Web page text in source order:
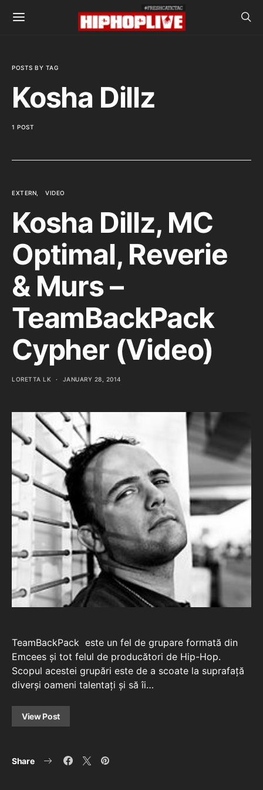
POSTS BY TAG
Kosha Dillz
1 POST
EXTERN VIDEO
Kosha Dillz, MC
Optimal, Reverie
& Murs –
TeamBackPack
Cypher (Video)
LORETTA LK JANUARY 28, 2014
TeamBackPack este un fel de grupare formată din
Emcees și tot felul de producători de Hip-Hop.
Scopul acestei grupări este de a scoate la suprafață
diverși oameni talentați și să îi…
View Post
Share